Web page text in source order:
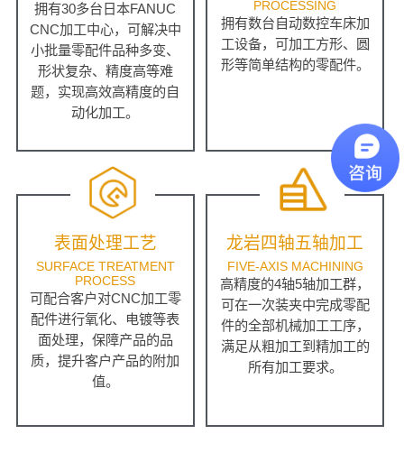
拥有30多台日本FANUC
CNC加工中心，可解决中
小批量零配件品种多变、
形状复杂、精度高等难
题，实现高效高精度的自
动化加工。
PROCESSING
拥有数台自动数控车床加
工设备，可加工方形、圆
形等简单结构的零配件。
表面处理工艺
SURFACE TREATMENT
PROCESS
可配合客户对CNC加工零
配件进行氧化、电镀等表
面处理，保障产品的品
质，提升客户产品的附加
值。
龙岩四轴五轴加工
FIVE-AXIS MACHINING
高精度的4轴5轴加工群，
可在一次装夹中完成零配
件的全部机械加工工序，
满足从粗加工到精加工的
所有加工要求。